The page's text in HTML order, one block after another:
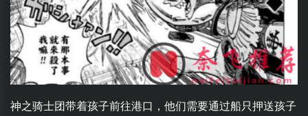
神之骑士团带着孩子前往港口，他们需要通过船只押送孩子